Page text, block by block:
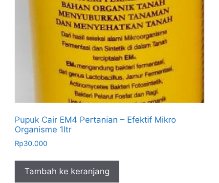
Pupuk Cair EM4 Pertanian – Efektif Mikro
Organisme 1ltr
Rp30.000
Tambah ke keranjang